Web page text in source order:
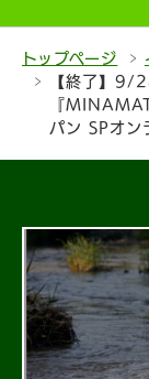
トップページ
【終了】9/
『
パン SPオン